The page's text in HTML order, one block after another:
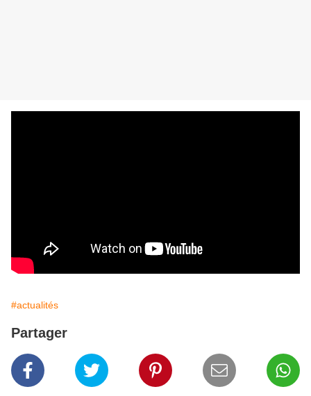
#actualités
Partager